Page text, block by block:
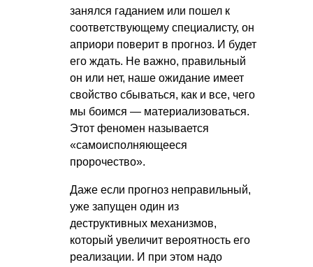
занялся гаданием или пошел к
соответствующему специалисту, он
априори поверит в прогноз. И будет
его ждать. Не важно, правильный
он или нет, наше ожидание имеет
свойство сбываться, как и все, чего
мы боимся — материализоваться.
Этот феномен называется
«самоисполняющееся
пророчество».
Даже если прогноз неправильный,
уже запущен один из
деструктивных механизмов,
который увеличит вероятность его
реализации. И при этом надо